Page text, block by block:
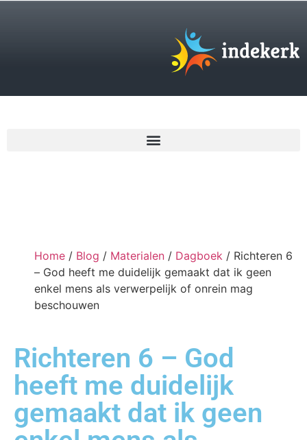
Home / Blog / Materialen / Dagboek / Richteren 6
– God heeft me duidelijk gemaakt dat ik geen
enkel mens als verwerpelijk of onrein mag
beschouwen
Richteren 6 – God
heeft me duidelijk
gemaakt dat ik geen